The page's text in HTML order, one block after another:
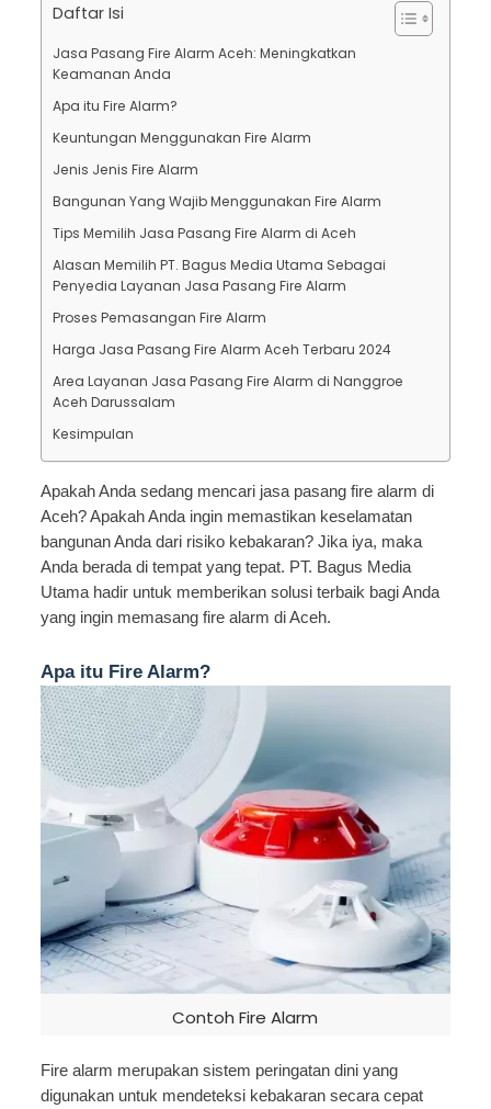
Daftar Isi
Jasa Pasang Fire Alarm Aceh: Meningkatkan
Keamanan Anda
Apa itu Fire Alarm?
Keuntungan Menggunakan Fire Alarm
Jenis Jenis Fire Alarm
Bangunan Yang Wajib Menggunakan Fire Alarm
Tips Memilih Jasa Pasang Fire Alarm di Aceh
Alasan Memilih PT. Bagus Media Utama Sebagai
Penyedia Layanan Jasa Pasang Fire Alarm
Proses Pemasangan Fire Alarm
Harga Jasa Pasang Fire Alarm Aceh Terbaru 2024
Area Layanan Jasa Pasang Fire Alarm di Nanggroe
Aceh Darussalam
Kesimpulan
Apakah Anda sedang mencari jasa pasang fire alarm di
Aceh? Apakah Anda ingin memastikan keselamatan
bangunan Anda dari risiko kebakaran? Jika iya, maka
Anda berada di tempat yang tepat. PT. Bagus Media
Utama hadir untuk memberikan solusi terbaik bagi Anda
yang ingin memasang fire alarm di Aceh.
Apa itu Fire Alarm?
Contoh Fire Alarm
Fire alarm merupakan sistem peringatan dini yang
digunakan untuk mendeteksi kebakaran secara cepat